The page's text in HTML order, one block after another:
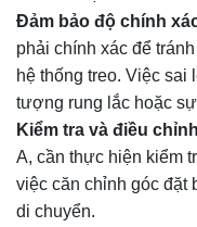
Đảm bảo độ chính
phải chính xác để
hệ thống treo. Việc sai
tượng rung lắc hoặc
Kiểm tra và điều
A, cần thực hiện kiểm
việc căn chỉnh góc đặt
di chuyển.